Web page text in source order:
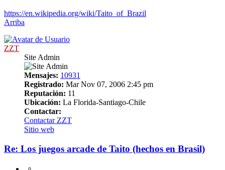
https://en.wikipedia.org/wiki/Taito_of_Brazil
Arriba
ZZT
Site Admin
Mensajes: 10931
Registrado: Mar Nov 07, 2006 2:45 pm
Reputación: 11
Ubicación: La Florida-Santiago-Chile
Contactar:
Contactar ZZT
Sitio web
Re: Los juegos arcade de Taito (hechos en Brasil)